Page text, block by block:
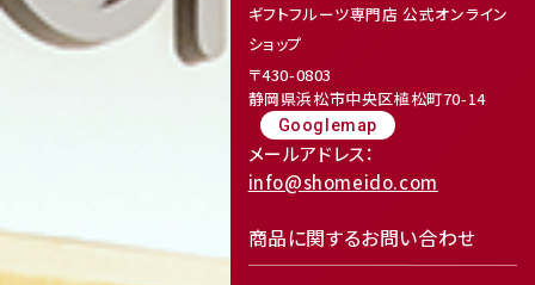
ギフトフルーツ専門店 公式オンライン
ショップ
〒430-0803
静岡県浜松市中央区植松町70-14
Googlemap
メールアドレス：
info@shomeido.com
商品に関するお問い合わせ